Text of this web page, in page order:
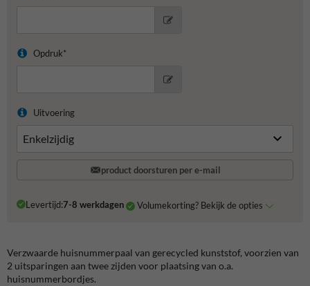
Opdruk*
Uitvoering
product doorsturen per e-mail
Levertijd:7-8 werkdagen Volumekorting? Bekijk de opties
Verzwaarde huisnummerpaal van gerecycled kunststof, voorzien van
2 uitsparingen aan twee zijden voor plaatsing van o.a.
huisnummerbordjes.